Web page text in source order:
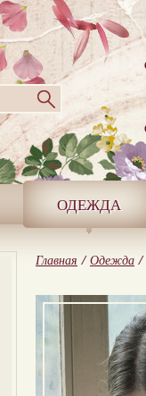
ОДЕЖДА
Главная / Одежда /